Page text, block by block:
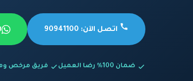
اتصل الآن: 90941100
ضمان 100% رضا العميل فريق مرخص